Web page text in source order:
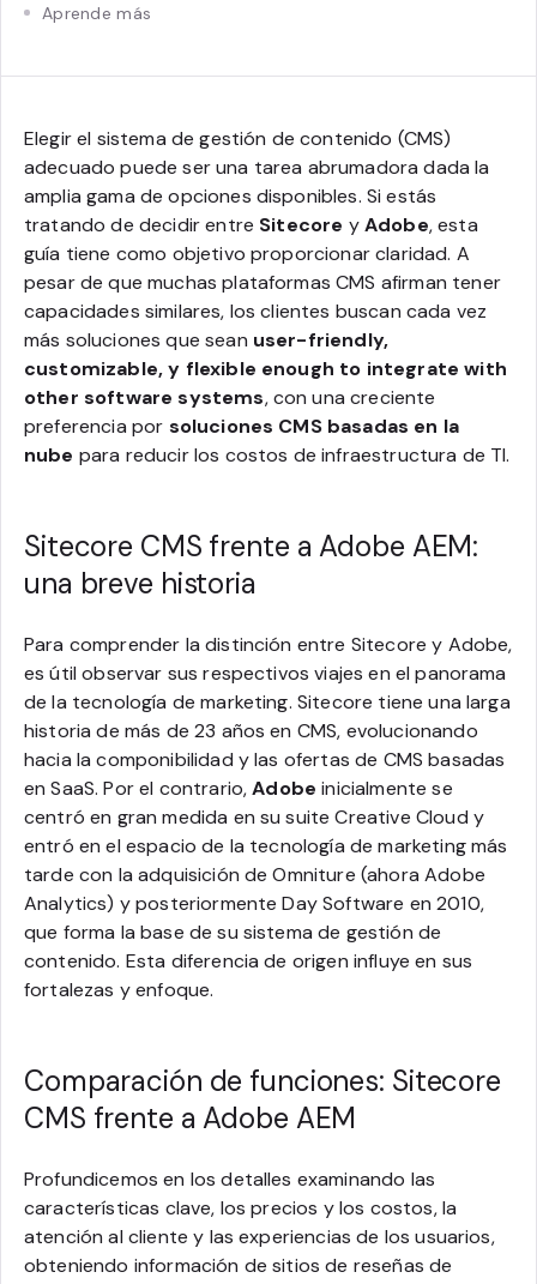
Aprende más
Elegir el sistema de gestión de contenido (CMS)
adecuado puede ser una tarea abrumadora dada la
amplia gama de opciones disponibles. Si estás
tratando de decidir entre Sitecore yAdobe, esta
guía tiene como objetivo proporcionar claridad. A
pesar de que muchas plataformas CMS afirman tener
capacidades similares, los clientes buscan cada vez
más soluciones que sean user-friendly,
customizable, y flexible enough to integrate with
other software systems, con una creciente
preferencia por soluciones CMS basadas en la
nube para reducir los costos de infraestructura de TI.
Sitecore CMS frente a Adobe AEM:
una breve historia
Para comprender la distinción entre Sitecore y Adobe,
es útil observar sus respectivos viajes en el panorama
de la tecnología de marketing. Sitecore tiene una larga
historia de más de 23 años en CMS, evolucionando
hacia la componibilidad y las ofertas de CMS basadas
en SaaS. Por el contrario,Adobe inicialmente se
centró en gran medida en su suite Creative Cloud y
entró en el espacio de la tecnología de marketing más
tarde con la adquisición de Omniture (ahora Adobe
Analytics) y posteriormente Day Software en 2010,
que forma la base de su sistema de gestión de
contenido. Esta diferencia de origen influye en sus
fortalezas y enfoque.
Comparación de funciones: Sitecore
CMS frente a Adobe AEM
Profundicemos en los detalles examinando las
características clave, los precios y los costos, la
atención al cliente y las experiencias de los usuarios,
obteniendo información de sitios de reseñas de